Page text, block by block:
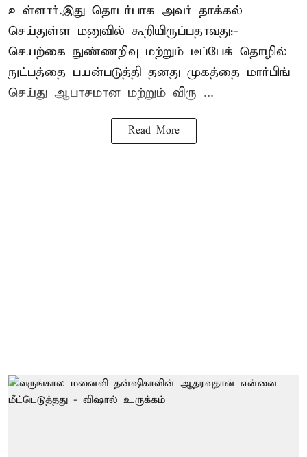
உள்ளார்.இது தொடர்பாக அவர் தாக்கல்
செய்துள்ள மனுவில் கூறியிருப்பதாவது:-
செயற்கை நுண்ணறிவு மற்றும் டீப்பேக் தொழில்
நுட்பத்தை பயன்படுத்தி தனது முகத்தை மார்பிங்
செய்து ஆபாசமான மற்றும் விரு ...
Read More